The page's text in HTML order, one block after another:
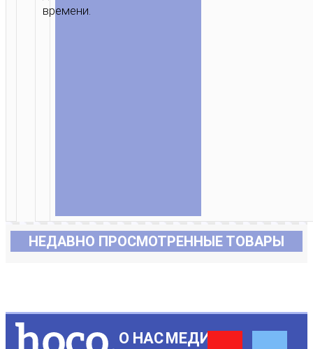
времени.
НЕДАВНО ПРОСМОТРЕННЫЕ ТОВАРЫ
О НАСМЕДИА